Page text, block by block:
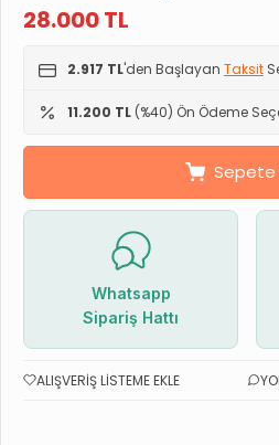
28.000TL
2.917 TL'den Başlayan Taksit
11.200 TL (%40) Ön Ödeme
Sepete
Whatsapp
Sipariş Hattı
ALIŞVERIŞ LISTEME EKLE